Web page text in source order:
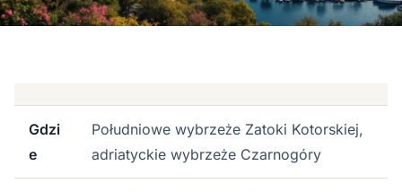
Gdzi
e
Południowe wybrzeże Zatoki Kotorskiej,
adriatyckie wybrzeże Czarnogóry